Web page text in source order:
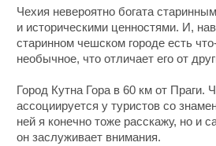
Чехия невероятно богата
и историческими ценностями. И,
старинном чешском городе есть
необычное, что отличает его от
Город Кутна Гора в 60 км от Праги.
ассоциируется у туристов со
ней я конечно тоже расскажу, но и
он заслуживает внимания.